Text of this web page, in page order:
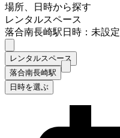
場所、日時から探す
レンタルスペース
落合南長崎駅日時：未設定
レンタルスペース
落合南長崎駅
日時を選ぶ